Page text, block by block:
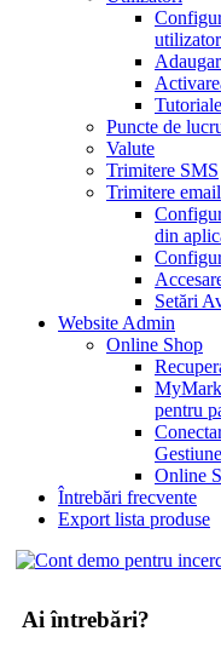
Puncte de
Valute
Trimitere SMS
Trimitere email
din
Setări
Website Admin
Online Shop
pentru
Online
Întrebări frecvente
Export lista produse
Ai întrebări?